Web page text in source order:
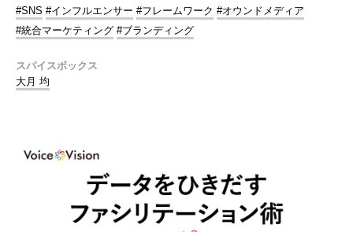
#SNS #インフルエンサー #フレームワーク #オウンドメディア
#統合マーケティング #ブランディング
スパイスボックス
大月 均